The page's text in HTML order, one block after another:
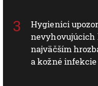
Hygienici
nevyhovujúcich
najväčším
a kožné infekcie